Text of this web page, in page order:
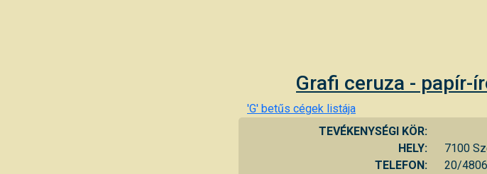
Grafi ceruza - papír-
'G' betűs cégek listája
TEVÉKENYSÉGI KÖR:
HELY:
7100
TELEFON:
20/